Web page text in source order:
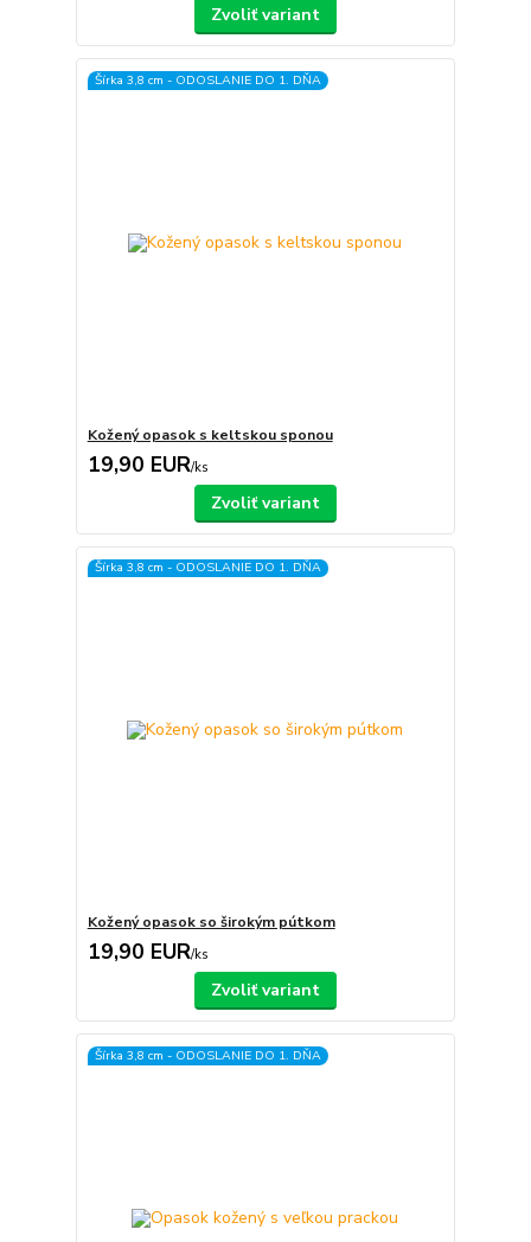
Zvoliť variant
Šírka 3,8 cm - ODOSLANIE DO 1. DŇA
Kožený opasok s keltskou sponou
19,90 EUR/ks
Zvoliť variant
Šírka 3,8 cm - ODOSLANIE DO 1. DŇA
Kožený opasok so širokým pútkom
19,90 EUR/ks
Zvoliť variant
Šírka 3,8 cm - ODOSLANIE DO 1. DŇA